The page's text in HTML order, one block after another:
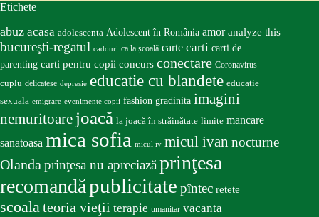
Etichete
abuz acasa adolescenta Adolescent în România amor analyze this
bucureşti-regatul cadouri ca la școală carte carti carti de
parenting carti pentru copii concurs conectare Coronavirus
cuplu delicatese depresie educatie cu blandete educatie
sexuala emigrare evenimente copii fashion gradinita imagini
nemuritoare joacă la joacă în străinătate limite mancare
sanatoasa mica sofia micul iv micul ivan nocturne
Olandaprinţesa nu apreciazăprinţesa
recomandăpublicitate pîntec retete
scoalateoria vieţii terapie umanitar vacanta